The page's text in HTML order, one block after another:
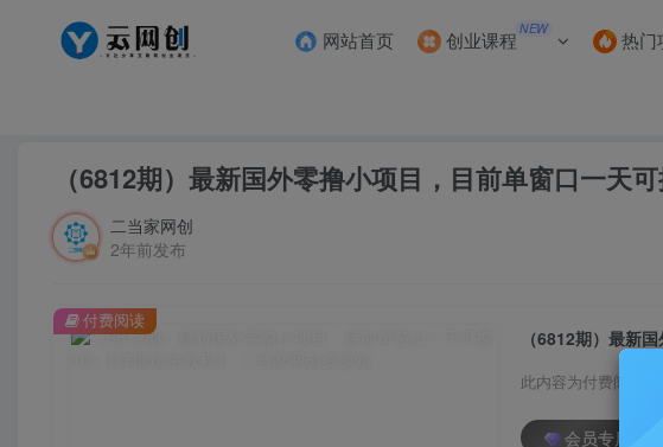
网站首页 创业课程 NEW 热门
（6812期）最新国外零撸小项目，目前单窗口一天
二当家网创
2年前发布
（6812期）最新
此内容为付费阅读，
会员专属资源
付费阅读